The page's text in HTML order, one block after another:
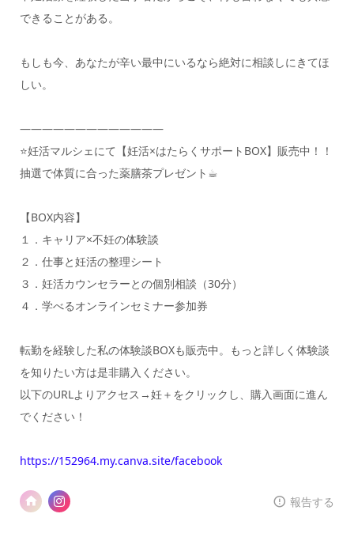
できることがある。
もしも今、あなたが辛い最中にいるなら絶対に相談しにきてほ
しい。
—————————————
⭐️妊活マルシェにて【妊活×はたらくサポートBOX】販売中！！
抽選で体質に合った薬膳茶プレゼント☕︎
【BOX内容】
１．キャリア×不妊の体験談
２．仕事と妊活の整理シート
３．妊活カウンセラーとの個別相談（30分）
４．学べるオンラインセミナー参加券
転勤を経験した私の体験談BOXも販売中。もっと詳しく体験談
を知りたい方は是非購入ください。
以下のURLよりアクセス→妊＋をクリックし、購入画面に進ん
でください！
https://152964.my.canva.site/facebook
報告する